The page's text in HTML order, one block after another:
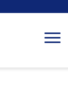
N
a
g